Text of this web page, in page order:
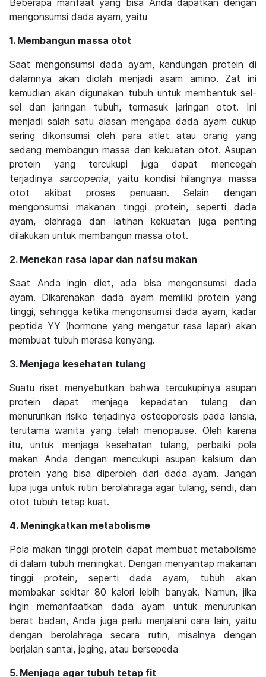
mengonsumsi dada ayam, yaitu
1. Membangun massa otot
Saat mengonsumsi dada ayam, kandungan protein di
dalamnya akan diolah menjadi asam amino. Zat ini
kemudian akan digunakan tubuh untuk membentuk sel-
sel dan jaringan tubuh, termasuk jaringan otot. Ini
menjadi salah satu alasan mengapa dada ayam cukup
sering dikonsumsi oleh para atlet atau orang yang
sedang membangun massa dan kekuatan otot. Asupan
protein yang tercukupi juga dapat mencegah
terjadinya sarcopenia, yaitu kondisi hilangnya massa
otot akibat proses penuaan. Selain dengan
mengonsumsi makanan tinggi protein, seperti dada
ayam, olahraga dan latihan kekuatan juga penting
dilakukan untuk membangun massa otot.
2. Menekan rasa lapar dan nafsu makan
Saat Anda ingin diet, ada bisa mengonsumsi dada
ayam. Dikarenakan dada ayam memiliki protein yang
tinggi, sehingga ketika mengonsumsi dada ayam, kadar
peptida YY (hormone yang mengatur rasa lapar) akan
membuat tubuh merasa kenyang.
3. Menjaga kesehatan tulang
Suatu riset menyebutkan bahwa tercukupinya asupan
protein dapat menjaga kepadatan tulang dan
menurunkan risiko terjadinya osteoporosis pada lansia,
terutama wanita yang telah menopause. Oleh karena
itu, untuk menjaga kesehatan tulang, perbaiki pola
makan Anda dengan mencukupi asupan kalsium dan
protein yang bisa diperoleh dari dada ayam. Jangan
lupa juga untuk rutin berolahraga agar tulang, sendi, dan
otot tubuh tetap kuat.
4. Meningkatkan metabolisme
Pola makan tinggi protein dapat membuat metabolisme
di dalam tubuh meningkat. Dengan menyantap makanan
tinggi protein, seperti dada ayam, tubuh akan
membakar sekitar 80 kalori lebih banyak. Namun, jika
ingin memanfaatkan dada ayam untuk menurunkan
berat badan, Anda juga perlu menjalani cara lain, yaitu
dengan berolahraga secara rutin, misalnya dengan
berjalan santai, joging, atau bersepeda
5. Menjaga agar tubuh tetap fit